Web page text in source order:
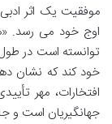
موفقیت یک اثر
اوج خود می رسد.
توانسته است در طول
خود کند که نشان
افتخارات، مهر
جهانگیریان است و